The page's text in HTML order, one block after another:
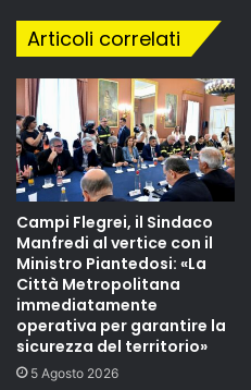
Articoli correlati
Campi Flegrei, il Sindaco
Manfredi al vertice con il
Ministro Piantedosi: «La
Città Metropolitana
immediatamente
operativa per garantire la
sicurezza del territorio»
5 Agosto 2026